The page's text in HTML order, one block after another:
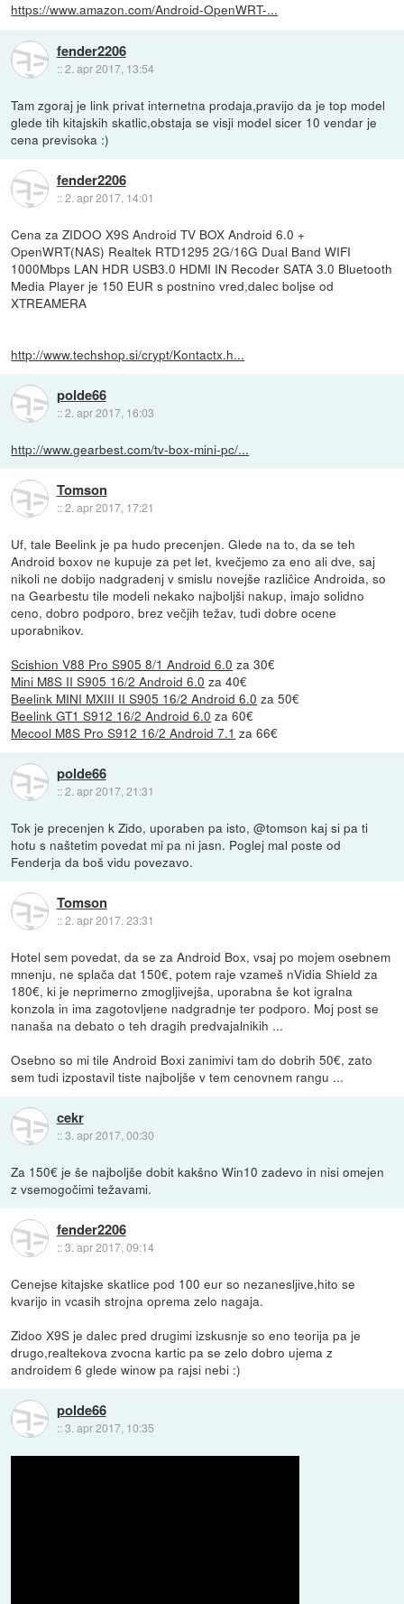
https://www.amazon.com/Android-OpenWRT-...
fender2206
::2. apr 2017, 13:54
Tam zgoraj je link privat internetna prodaja,pravijo da je top model
glede tih kitajskih skatlic,obstaja se visji model sicer 10 vendar je
cena previsoka :)
fender2206
::2. apr 2017, 14:01
Cena za ZIDOO X9S Android TV BOX Android 6.0 +
OpenWRT(NAS) Realtek RTD1295 2G/16G Dual Band WIFI
1000Mbps LAN HDR USB3.0 HDMI IN Recoder SATA 3.0 Bluetooth
Media Player je 150 EUR s postnino vred,dalec boljse od
XTREAMERA
http://www.techshop.si/crypt/Kontactx.h...
polde66
::2. apr 2017, 16:03
http://www.gearbest.com/tv-box-mini-pc/...
Tomson
::2. apr 2017, 17:21
Uf, tale Beelink je pa hudo precenjen. Glede na to, da se teh
Android boxov ne kupuje za pet let, kvečjemo za eno ali dve, saj
nikoli ne dobijo nadgradenj v smislu novejše različice Androida, so
na Gearbestu tile modeli nekako najboljši nakup, imajo solidno
ceno, dobro podporo, brez večjih težav, tudi dobre ocene
uporabnikov.
Scishion V88 Pro S905 8/1 Android 6.0 za 30€
Mini M8S II S905 16/2 Android 6.0 za 40€
Beelink MINI MXIII II S905 16/2 Android 6.0 za 50€
Beelink GT1 S912 16/2 Android 6.0 za 60€
Mecool M8S Pro S912 16/2 Android 7.1 za 66€
polde66
::2. apr 2017, 21:31
Tok je precenjen k Zido, uporaben pa isto, @tomson kaj si pa ti
hotu s naštetim povedat mi pa ni jasn. Poglej mal poste od
Fenderja da boš vidu povezavo.
Tomson
::2. apr 2017, 23:31
Hotel sem povedat, da se za Android Box, vsaj po mojem osebnem
mnenju, ne splača dat 150€, potem raje vzameš nVidia Shield za
180€, ki je neprimerno zmogljivejša, uporabna še kot igralna
konzola in ima zagotovljene nadgradnje ter podporo. Moj post se
nanaša na debato o teh dragih predvajalnikih ...
Osebno so mi tile Android Boxi zanimivi tam do dobrih 50€, zato
sem tudi izpostavil tiste najboljše v tem cenovnem rangu ...
cekr
::3. apr 2017, 00:30
Za 150€ je še najboljše dobit kakšno Win10 zadevo in nisi omejen
z vsemogočimi težavami.
fender2206
::3. apr 2017, 09:14
Cenejse kitajske skatlice pod 100 eur so nezanesljive,hito se
kvarijo in vcasih strojna oprema zelo nagaja.
Zidoo X9S je dalec pred drugimi izskusnje so eno teorija pa je
drugo,realtekova zvocna kartic pa se zelo dobro ujema z
androidem 6 glede winow pa rajsi nebi :)
polde66
::3. apr 2017, 10:35